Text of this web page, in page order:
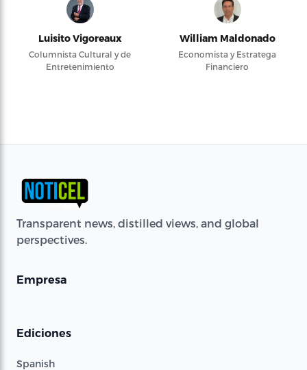
Luisito Vigoreaux
Columnista Cultural y de
Entretenimiento
William Maldonado
Economista y Estratega
Financiero
Transparent news, distilled views, and global
perspectives.
Empresa
Ediciones
Spanish